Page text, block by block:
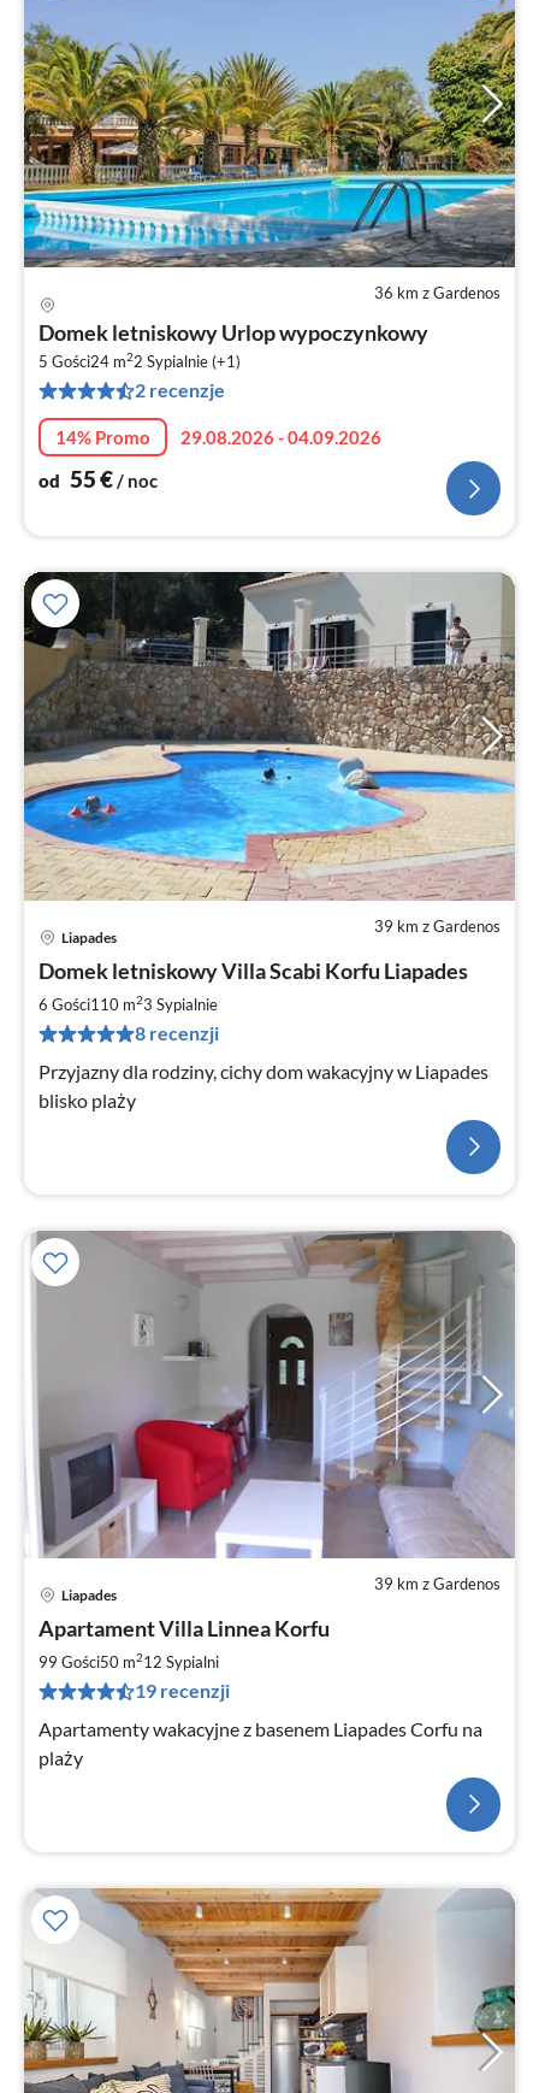
36 km z Gardenos
Domek letniskowy Urlop wypoczynkowy
5 Gości24 m22 Sypialnie (+1)
2 recenzje
14% Promo
29.08.2026 - 04.09.2026
od 55€/ noc
39 km z Gardenos
Liapades
Domek letniskowy Villa Scabi Korfu Liapades
6 Gości110 m23 Sypialnie
8 recenzji
Przyjazny dla rodziny, cichy dom wakacyjny w Liapades
blisko plaży
39 km z Gardenos
Liapades
Apartament Villa Linnea Korfu
99 Gości50 m212 Sypialni
19 recenzji
Apartamenty wakacyjne z basenem Liapades Corfu na
plaży